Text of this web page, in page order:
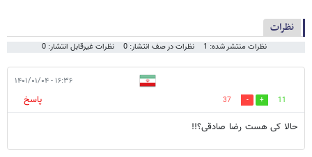
نظرات
نظرات منتشر شده: 1 نظرات در صف انتشار: 0 نظرات غیرقابل انتشار: 0
۱۶:۳۶ - ۱۴۰۱/۰۱/۰۴
11
37
پاسخ
حالا كى هست رضا صادقى؟!!